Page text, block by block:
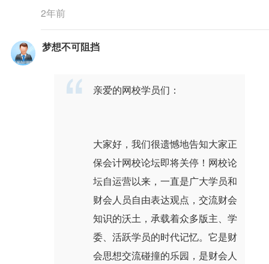
2年前
梦想不可阻挡
亲爱的网校学员们：
大家好，我们很遗憾地告知大家正
保会计网校论坛即将关停！网校论
坛自运营以来，一直是广大学员和
财会人员自由表达观点，交流财会
知识的沃土，承载着众多版主、学
委、活跃学员的时代记忆。它是财
会思想交流碰撞的乐园，是财会人